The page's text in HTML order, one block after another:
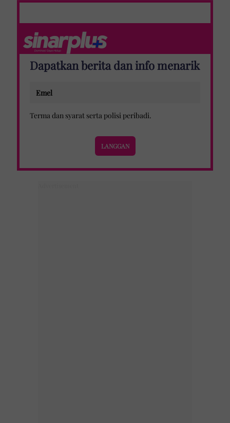
Dapatkan berita dan info menarik
Terma dan syarat serta polisi peribadi.